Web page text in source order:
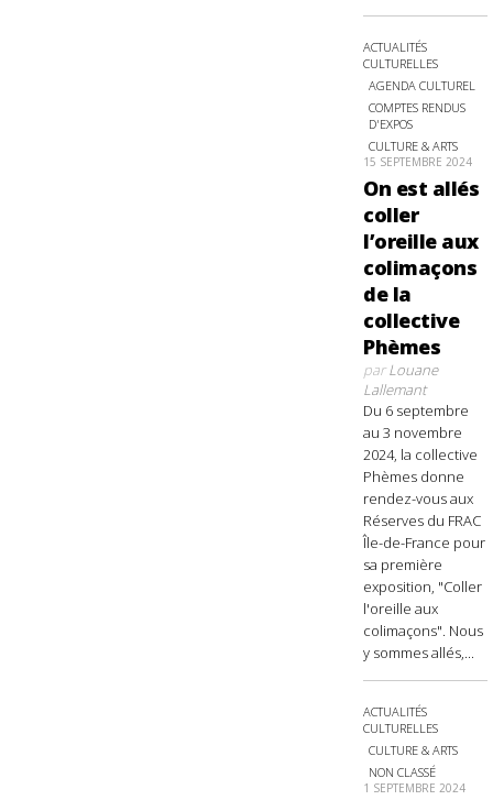
ACTUALITÉS
CULTURELLES
AGENDA CULTUREL
COMPTES RENDUS
D'EXPOS
CULTURE & ARTS
15 SEPTEMBRE 2024
On est allés
coller
l’oreille aux
colimaçons
de la
collective
Phèmes
parLouane
Lallemant
Du 6 septembre
au 3 novembre
2024, la collective
Phèmes donne
rendez-vous aux
Réserves du FRAC
Île-de-France pour
sa première
exposition, "Coller
l'oreille aux
colimaçons". Nous
y sommes allés,...
ACTUALITÉS
CULTURELLES
CULTURE & ARTS
NON CLASSÉ
1 SEPTEMBRE 2024